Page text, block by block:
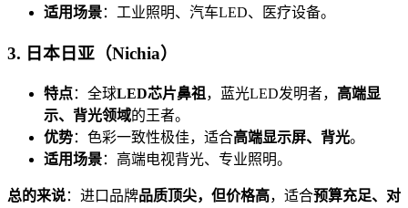
适用场景：工业照明、汽车LED、医疗设备。
3. 日本日亚（Nichia）
特点：全球LED芯片鼻祖 ，蓝光LED发明者， 高端显
示、背光领域的王者。
优势：色彩一致性极佳，适合高端显示屏、背光。
适用场景：高端电视背光、专业照明。
总的来说：进口品牌品质顶尖，但价格高，适合预算充足、对